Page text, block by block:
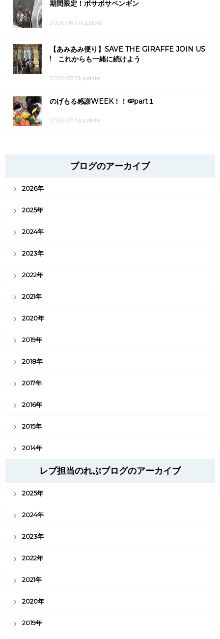
期間限定！ボサボサペンギン
2026.08.01update
【あみあみ便り】SAVE THE GIRAFFE JOIN US
! これからも一緒に続けよう
2026.07.31update
のげもる感謝WEEK！！🍉part１
2026.07.31update
ブログのアーカイブ
2026年
2025年
2024年
2023年
2022年
2021年
2020年
2019年
2018年
2017年
2016年
2015年
2014年
レプ担当のれぷブログのアーカイブ
2025年
2024年
2023年
2022年
2021年
2020年
2019年